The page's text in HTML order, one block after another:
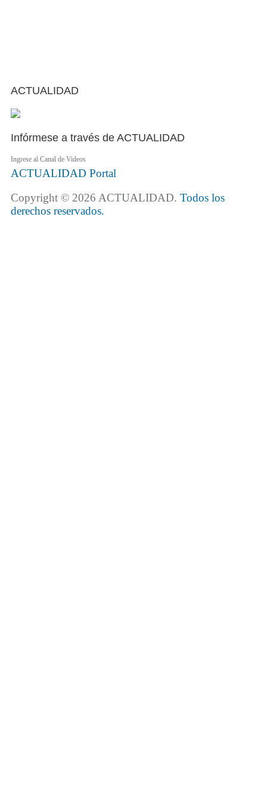
ACTUALIDAD
Infórmese a través de ACTUALIDAD
Ingrese al Canal de Videos
ACTUALIDAD Portal
Copyright © 2026 ACTUALIDAD. Todos los
derechos reservados.